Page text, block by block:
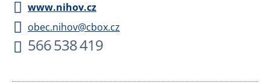
www.nihov.cz
obec.nihov@cbox.cz
566 538 419